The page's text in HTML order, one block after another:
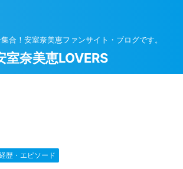
合！安室奈美恵ファンサイト・ブログです。
室奈美恵LOVERS
歴・エピソード